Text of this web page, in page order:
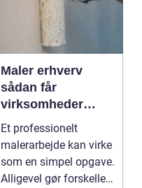
Maler erhverv
sådan får
virksomheder
mest værdi af
professionelt
malerarbejde
Et professionelt
malerarbejde kan virke
som en simpel opgave.
Alligevel gør forskellen